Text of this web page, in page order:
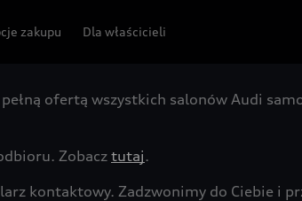
zakupu Dla właścicieli
pełną ofertą wszystkich salonów Audi
Zobacz tutaj.
kontaktowy. Zadzwonimy do Ciebie i